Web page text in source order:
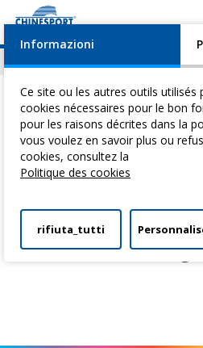
Actualités Evénements Video
Vous êtes ici: > Evénements
Coming
Informazioni
Ce site ou les autres outils utilisés
cookies nécessaires pour le bon
pour les raisons décrites dans la
vous voulez en savoir plus ou
cookies, consultez la
Politique des cookies
rifiuta_tutti